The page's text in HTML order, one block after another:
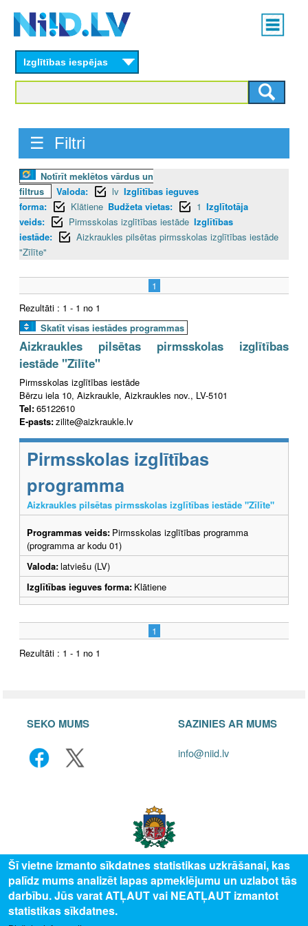
content
Main
menu
Izglītības iespējas
☰ Filtri
Notīrīt meklētos vārdus un
filtrus
Valoda: lv Izglītības ieguves
forma:
Klātiene Budžeta vietas: 1 Izglītotāja
veids:
Pirmsskolas izglītības iestāde Izglītības
iestāde:
Aizkraukles pilsētas pirmsskolas izglītības iestāde
"Zīlīte"
1
Rezultāti : 1 - 1 no 1
Skatīt visas iestādes programmas
Aizkraukles pilsētas pirmsskolas izglītības
iestāde "Zīlīte"
Pirmsskolas izglītības iestāde
Bērzu iela 10, Aizkraukle, Aizkraukles nov., LV-5101
Tel:65122610
E-pasts:zilite@aizkraukle.lv
Pirmsskolas izglītības
programma
Aizkraukles pilsētas pirmsskolas izglītības iestāde "Zīlīte"
Programmas veids: Pirmsskolas izglītības programma
(programma ar kodu 01)
Valoda:latviešu (LV)
Izglītības ieguves forma: Klātiene
1
Rezultāti : 1 - 1 no 1
SEKO MUMS SAZINIES AR MUMS
info@niid.lv
© 2025 Valsts izglītības attīstības aģentūra, publicētā satura visas tiesības
Šī vietne izmanto sīkdatnes statistikas uzkrāšanai, kas
palīdz mums analizēt lapas apmeklējumu un uzlabot tās
darbību. Jūs varat ATĻAUT vai NEATĻAUT izmantot
statistikas sīkdatnes.